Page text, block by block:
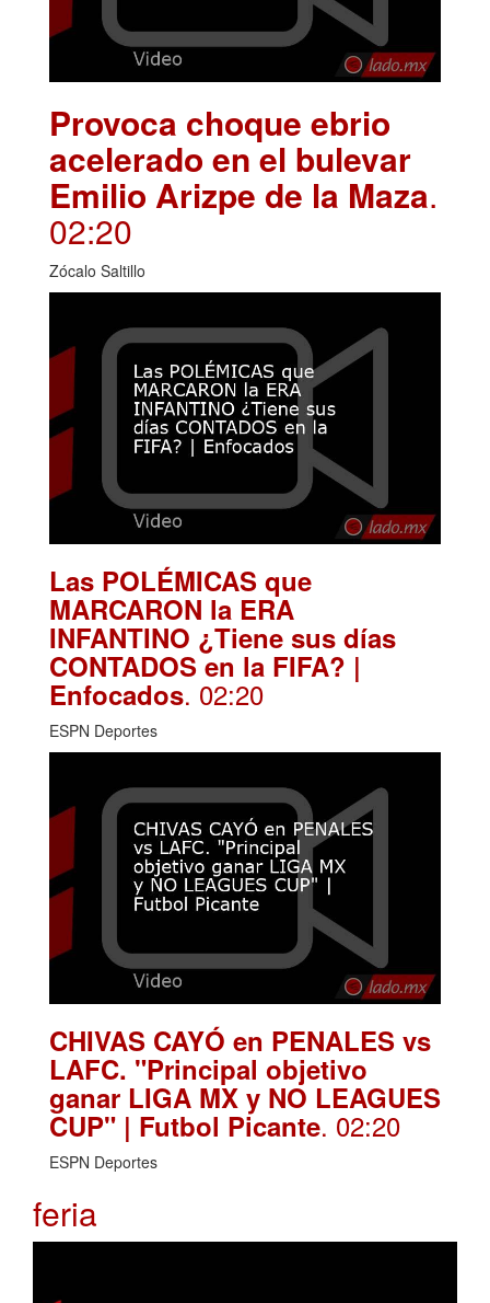
Provoca choque ebrio
acelerado en el bulevar
Emilio Arizpe de la Maza.
02:20
Zócalo Saltillo
Las POLÉMICAS que
MARCARON la ERA
INFANTINO ¿Tiene sus días
CONTADOS en la FIFA? |
Enfocados. 02:20
ESPN Deportes
CHIVAS CAYÓ en PENALES vs
LAFC. "Principal objetivo
ganar LIGA MX y NO LEAGUES
CUP" | Futbol Picante. 02:20
ESPN Deportes
feria